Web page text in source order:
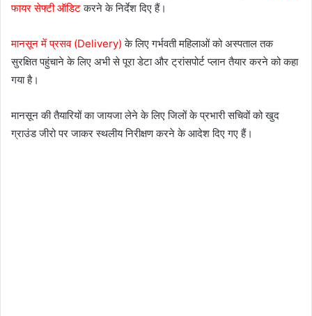
फायर सेफ्टी ऑडिटकरने के निर्देश दिए हैं।
मानसून में प्रसव (Delivery) के लिए गर्भवती महिलाओं को अस्पताल तक
सुरक्षित पहुंचाने के लिए अभी से पूरा डेटा और ट्रांसपोर्ट प्लान तैयार करने को कहा
गया है।
मानसून की तैयारियों का जायजा लेने के लिए जिलों के प्रभारी सचिवों को खुद
ग्राउंड जीरो पर जाकर स्थलीय निरीक्षण करने के आदेश दिए गए हैं।